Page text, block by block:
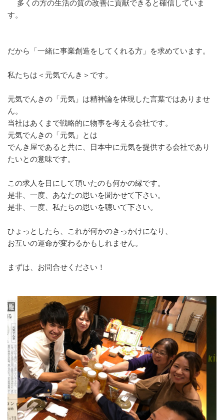
多くの方の生活の質の改善に貢献できると確信していま
す。
だから「一緒に事業創造をしてくれる方」を求めています。
私たちは＜元気でんき＞です。
元気でんきの「元気」は精神論を体現した言葉ではありませ
ん。
当社はあくまで戦略的に物事を考える会社です。
元気でんきの「元気」とは
でんき屋であると共に、日本中に元気を提供する会社であり
たいとの意味です。
この求人を目にして頂いたのも何かの縁です。
是非、一度、あなたの思いを聞かせて下さい。
是非、一度、私たちの思いを聴いて下さい。
ひょっとしたら、これが何かのきっかけになり、
お互いの運命が変わるかもしれません。
まずは、お問合せください！